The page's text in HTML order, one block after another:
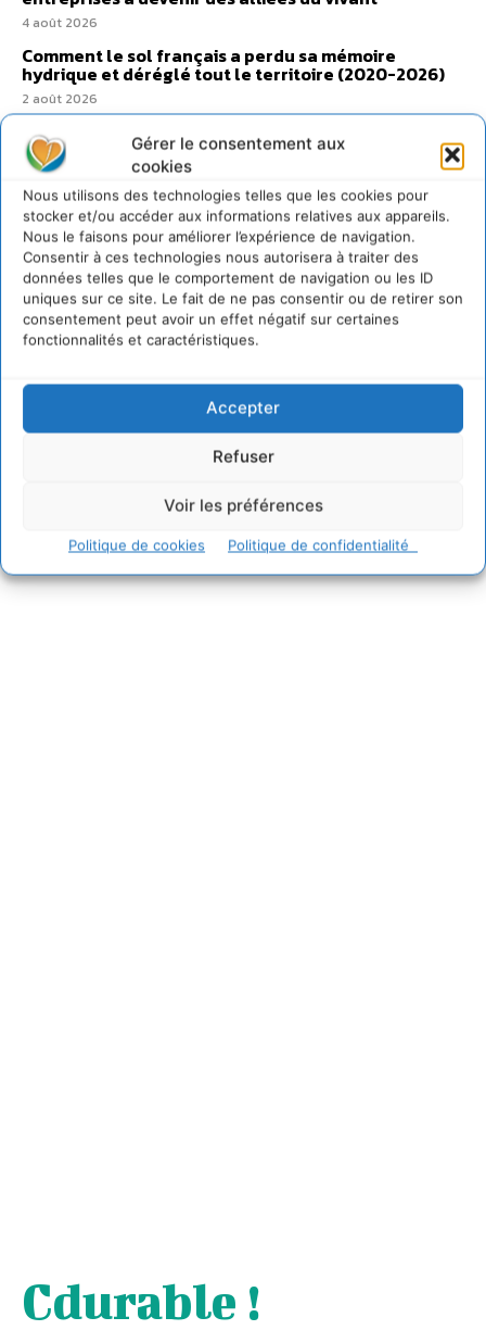
Gérer le consentement aux
cookies
Nous utilisons des technologies telles que les cookies pour
stocker et/ou accéder aux informations relatives aux appareils.
Nous le faisons pour améliorer l’expérience de navigation.
Consentir à ces technologies nous autorisera à traiter des
données telles que le comportement de navigation ou les ID
uniques sur ce site. Le fait de ne pas consentir ou de retirer son
consentement peut avoir un effet négatif sur certaines
fonctionnalités et caractéristiques.
Accepter
Refuser
Voir les préférences
Politique de cookies Politique de confidentialité
4 août 2026
Comment le sol français a perdu sa mémoire
hydrique et déréglé tout le territoire (2020-2026)
2 août 2026
@cdurableinfo
273Suiveurs
Cdurable !